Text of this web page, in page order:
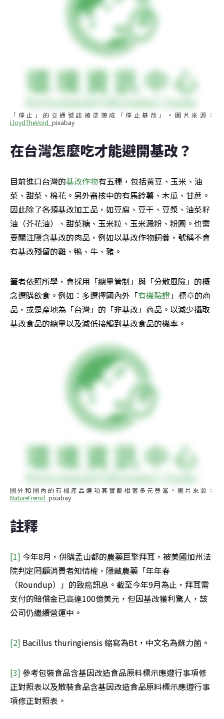
「停止」的交通號誌被塗鴉成「停止基改」。圖片來源：
LloydTheVoid _pixabay
在台灣怎麼吃才能避開基改？
目前進口台灣的基改作物有五種，包括黃豆、玉米、油
菜、甜菜、棉花。另外審核中的有馬鈴薯、木瓜、甘蔗。
因此除了各類基改加工品，如豆腐、豆干、豆漿、油菜籽
油（芥花油）、甜菜糖、玉米粒、玉米澱粉、粉圓。也需
要關注隱含基改的肉品，例如以基改作物飼養，號稱不會
有基改殘留的雞、鴨、牛、豬。
筆者依照所學，會採用「總量管制」與「分散風險」的概
念選購飲食。例如：多選擇國內外「有機驗證」標章的商
品，或是產地為「台灣」的「非基改」商品。以減少攝取
基改食品的總量以及減低接觸到基改食品的機率。
國外和國內的有機產品選項其實都相當多元豐富。圖片來源：
NatureFreind _pixabay
註釋
[1] 今年8月，併購孟山都的農藥巨擎拜耳，被美國加州法
院判定罔顧消費者知情權，隱藏農藥「年年春
（Roundup）」的致癌訊息。截至今年9月為止，拜耳需
支付的賠償金已高達100億美元，但因基改獲利驚人，該
公司仍繼續營運中。
[2] Bacillus thuringiensis 縮寫為Bt，中文名為蘇力菌。
[3] 參考包裝食品含基因改造食品原料標示應遵行事項修
正對照表以及散裝食品含基因改造食品原料標示應遵行事
項修正對照表。